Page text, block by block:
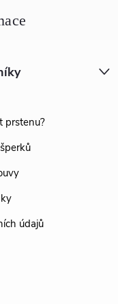
prstenu?
údajů